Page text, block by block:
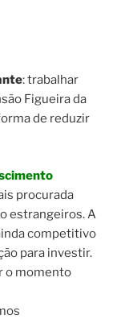
: trabalhar
Figueira da
de reduzir
procurada
estrangeiros. A
competitivo
para investir.
o momento